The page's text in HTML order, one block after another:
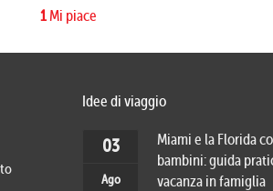
1Mi piace
Idee di viaggio
03
Ago
Miami e la Florida
bambini: guida
vacanza in famiglia